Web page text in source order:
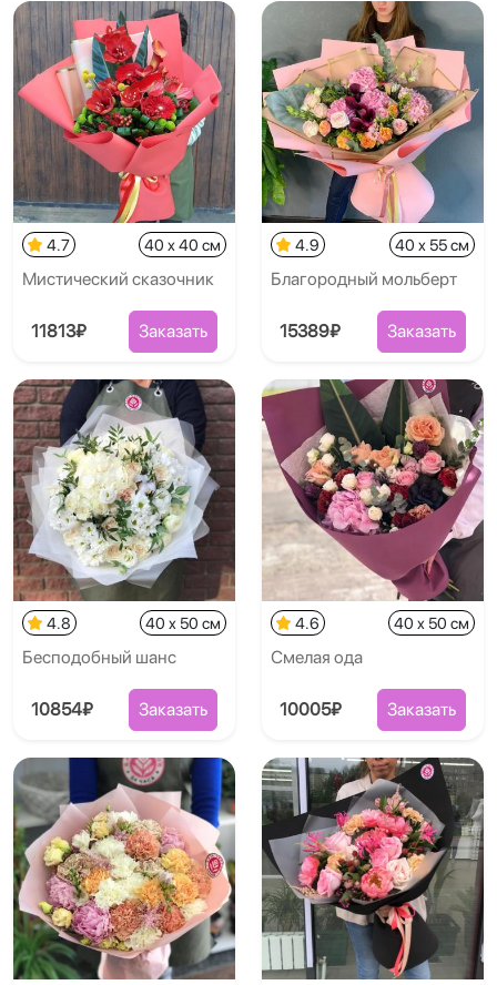
4.7 40 x 40 см
Мистический сказочник
11813₽ Заказать
4.9 40 x 55 см
Благородный мольберт
15389₽ Заказать
4.8 40 x 50 см
Бесподобный шанс
10854₽ Заказать
4.6 40 x 50 см
Смелая ода
10005₽ Заказать